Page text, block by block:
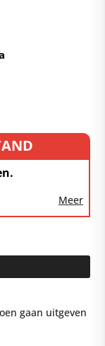
Meer
gaan uitgeven